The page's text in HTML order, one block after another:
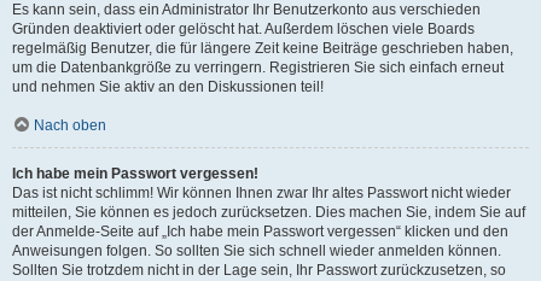
Es kann sein, dass ein Administrator Ihr Benutzerkonto aus verschieden
Gründen deaktiviert oder gelöscht hat. Außerdem löschen viele Boards
regelmäßig Benutzer, die für längere Zeit keine Beiträge geschrieben haben,
um die Datenbankgröße zu verringern. Registrieren Sie sich einfach erneut
und nehmen Sie aktiv an den Diskussionen teil!
Nach oben
Ich habe mein Passwort vergessen!
Das ist nicht schlimm! Wir können Ihnen zwar Ihr altes Passwort nicht wieder
mitteilen, Sie können es jedoch zurücksetzen. Dies machen Sie, indem Sie auf
der Anmelde-Seite auf „Ich habe mein Passwort vergessen“ klicken und den
Anweisungen folgen. So sollten Sie sich schnell wieder anmelden können.
Sollten Sie trotzdem nicht in der Lage sein, Ihr Passwort zurückzusetzen, so